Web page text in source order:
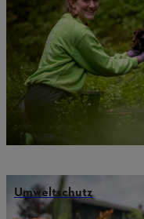
Umweltschutz